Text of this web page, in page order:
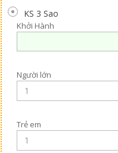
KS 3 Sao
Khởi Hành
Người lớn
Trẻ em